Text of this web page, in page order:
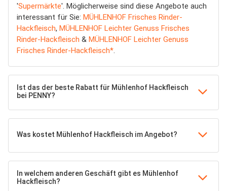
'Supermärkte'. Möglicherweise sind diese Angebote auch
interessant für Sie: MÜHLENHOF Frisches Rinder-
Hackfleisch, MÜHLENHOF Leichter Genuss Frisches
Rinder-Hackfleisch & MÜHLENHOF Leichter Genuss
Frisches Rinder-Hackfleisch*.
Ist das der beste Rabatt für Mühlenhof Hackfleisch
bei PENNY?
Was kostet Mühlenhof Hackfleisch im Angebot?
In welchem anderen Geschäft gibt es Mühlenhof
Hackfleisch?